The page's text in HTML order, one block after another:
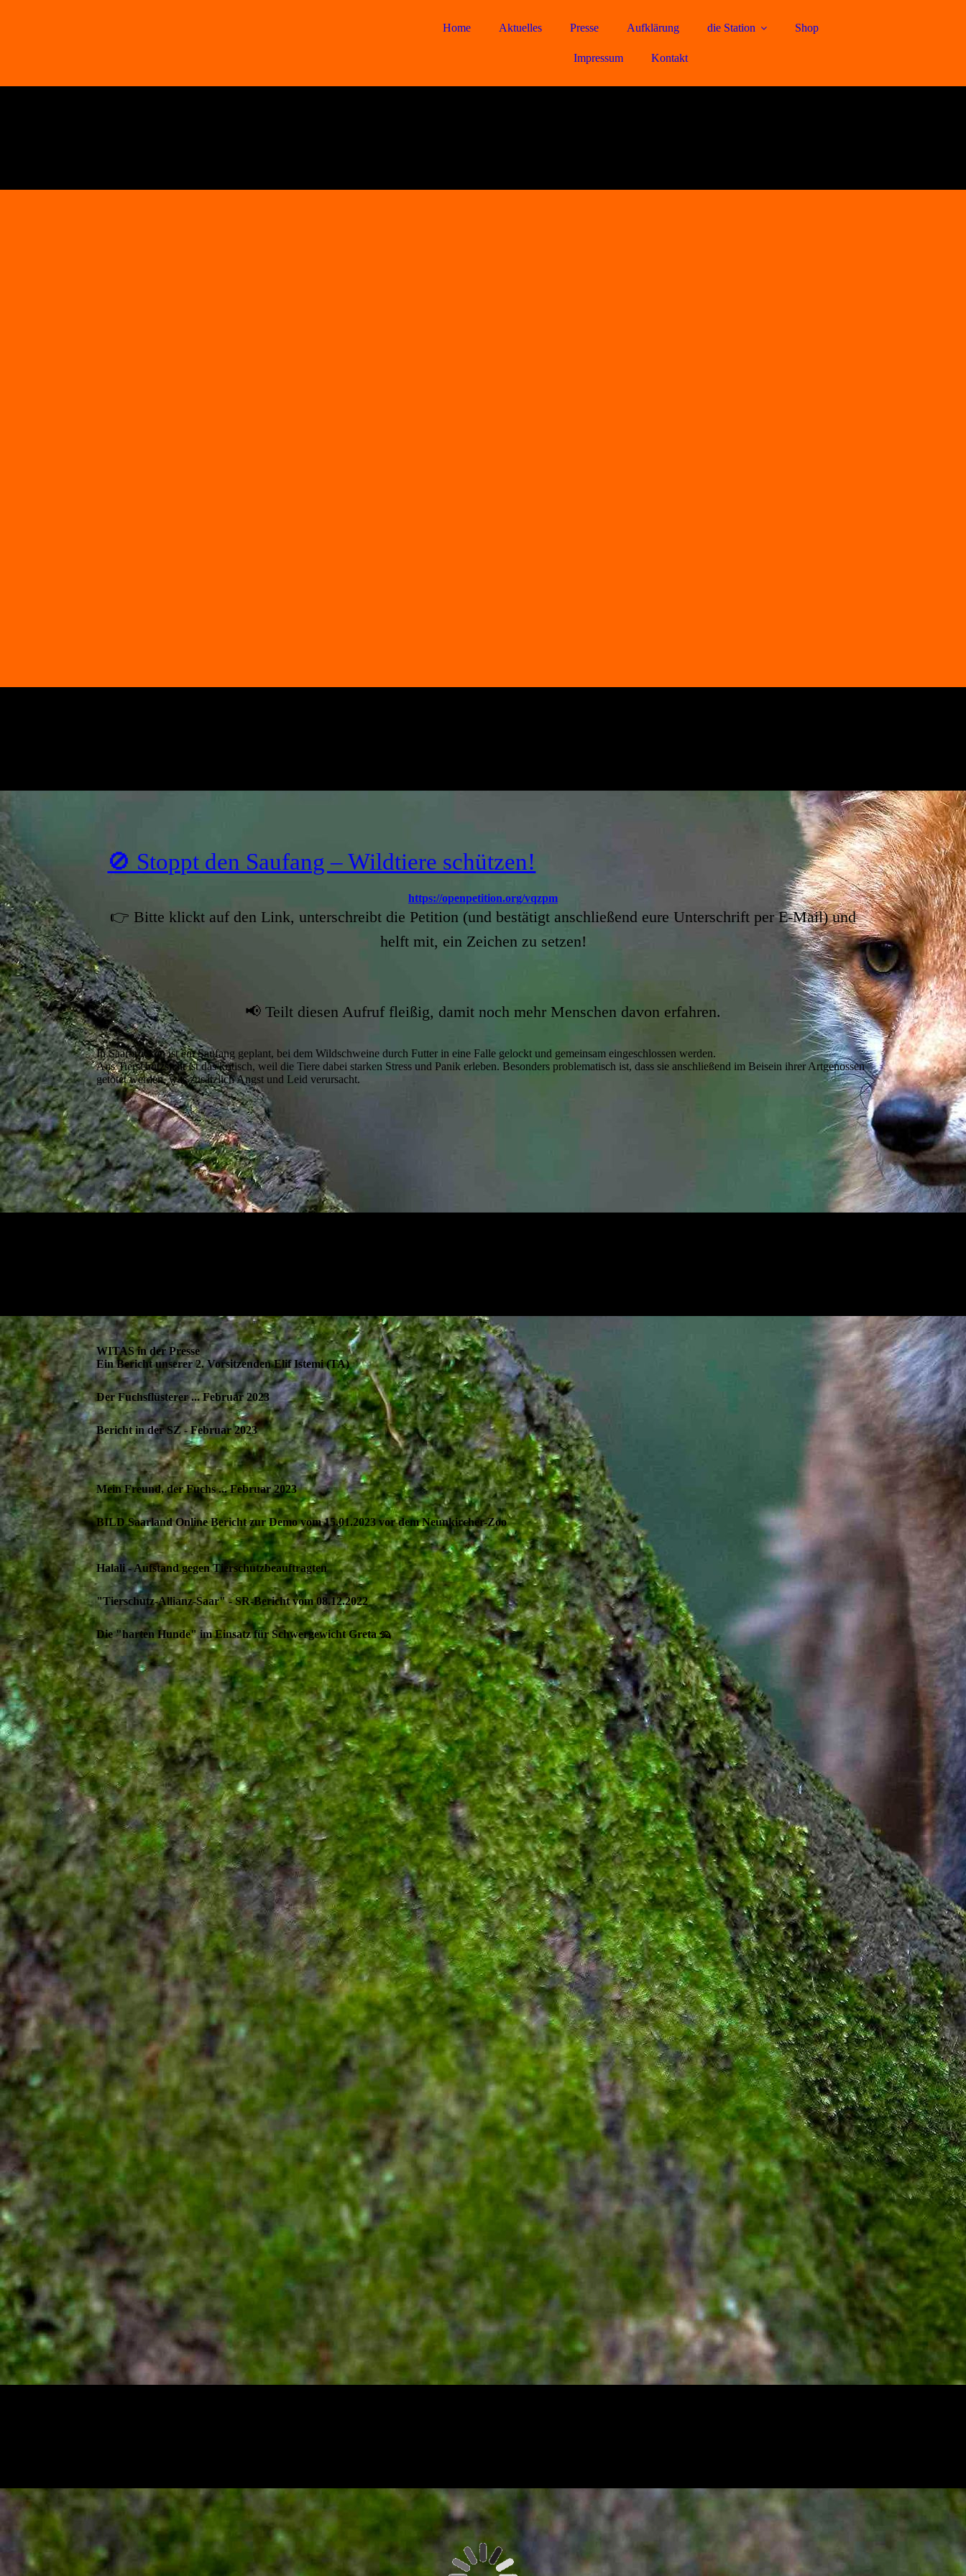
Home Aktuelles Presse Aufklärung die Station Shop
Impressum Kontakt
🚫 Stoppt den Saufang – Wildtiere schützen!
https://openpetition.org/vqzpm
👉 Bitte klickt auf den Link, unterschreibt die Petition (und bestätigt anschließend eure Unterschrift per E-Mail) und
helft mit, ein Zeichen zu setzen!
📢 Teilt diesen Aufruf fleißig, damit noch mehr Menschen davon erfahren.
In Saarbrücken ist ein Saufang geplant, bei dem Wildschweine durch Futter in eine Falle gelockt und gemeinsam eingeschlossen werden.
Aus Tierschutzsicht ist das kritisch, weil die Tiere dabei starken Stress und Panik erleben. Besonders problematisch ist, dass sie anschließend im Beisein ihrer Artgenossen
getötet werden, was zusätzlich Angst und Leid verursacht.
WITAS in der Presse
Ein Bericht unserer 2. Vorsitzenden Elif Istemi (TA)
Der Fuchsflüsterer ... Februar 2023
Bericht in der SZ - Februar 2023
Mein Freund, der Fuchs ... Februar 2023
BILD Saarland Online Bericht zur Demo vom 15.01.2023 vor dem Neunkircher-Zoo
Halali - Aufstand gegen Tierschutzbeauftragten
"Tierschutz-Allianz-Saar" - SR-Bericht vom 08.12.2022
Die "harten Hunde" im Einsatz für Schwergewicht Greta 🦡